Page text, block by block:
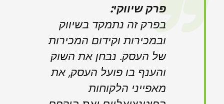
פרק שיווקי:
בפרק זה נתמקד בשיווק
ובמכירות וקידום המכירות
של העסק. נבחן את השוק
והענף בו פועל העסק, את
מאפייני הלקוחות